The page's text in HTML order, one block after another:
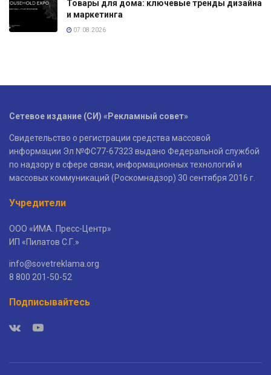
Товары для дома: ключевые тренды дизайна
и маркетинга
07.08.2026
Сетевое издание (СИ) «Рекламный совет»
Свидетельство о регистрации средства массовой
информации Эл №ФС77-67323 выдано Федеральной службой
по надзору в сфере связи, информационных технологий и
массовых коммуникаций (Роскомнадзор) 30 сентября 2016 г.
Учредители
ООО «ИМА. Пресс-Центр»
ИП «Пилатов С.Г.»
info@sovetreklama.org
8 800 201-50-52
Подписывайтесь